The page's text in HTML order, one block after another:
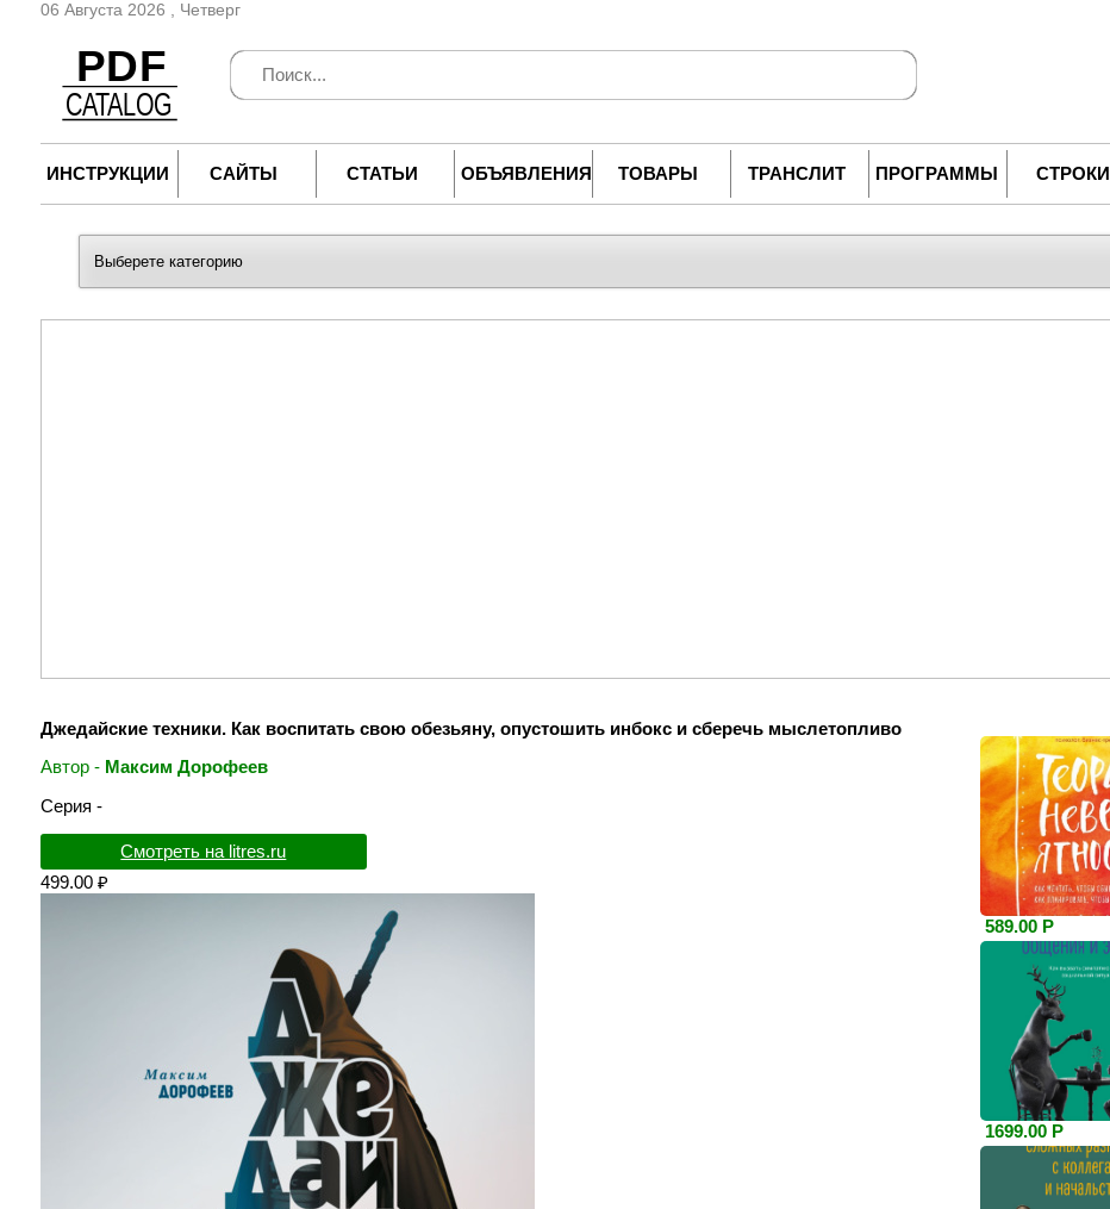
06 Августа 2026 , Четверг
ИНСТРУКЦИИ САЙТЫ СТАТЬИ ОБЪЯВЛЕНИЯ ТОВАРЫ ТРАНСЛИТ ПРОГРАММЫ СТРОКИ
Джедайские техники. Как воспитать свою обезьяну, опустошить инбокс и сберечь мыслетопливо
Автор - Максим Дорофеев
Серия -
Смотреть на litres.ru
499.00 ₽
589.00 Р
1699.00 Р